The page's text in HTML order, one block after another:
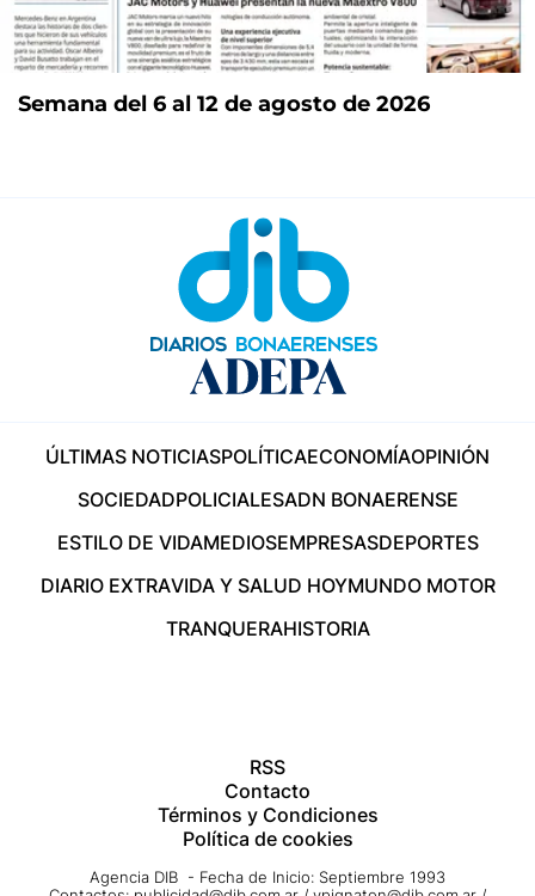
Semana del 6 al 12 de agosto de 2026
ÚLTIMAS NOTICIASPOLÍTICAECONOMÍAOPINIÓN
SOCIEDADPOLICIALESADN BONAERENSE
ESTILO DE VIDAMEDIOSEMPRESASDEPORTES
DIARIO EXTRAVIDA Y SALUD HOYMUNDO MOTOR
TRANQUERAHISTORIA
RSS
Contacto
Términos y Condiciones
Política de cookies
Agencia DIB - Fecha de Inicio: Septiembre 1993